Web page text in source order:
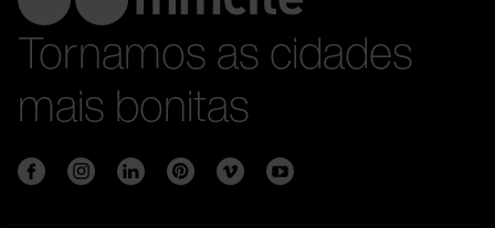
Tornamos as cidades
mais bonitas